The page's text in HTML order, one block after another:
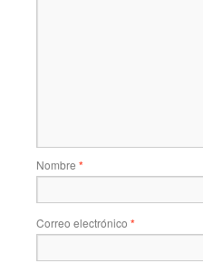
Nombre *
Correo electrónico *